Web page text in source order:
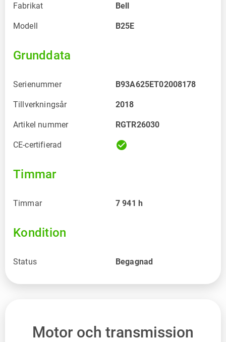
Fabrikat Bell
Modell B25E
Grunddata
Serienummer B93A625ET02008178
Tillverkningsår 2018
Artikel nummer RGTR26030
CE-certifierad check_circle
Timmar
Timmar 7 941 h
Kondition
Status Begagnad
Motor och transmission